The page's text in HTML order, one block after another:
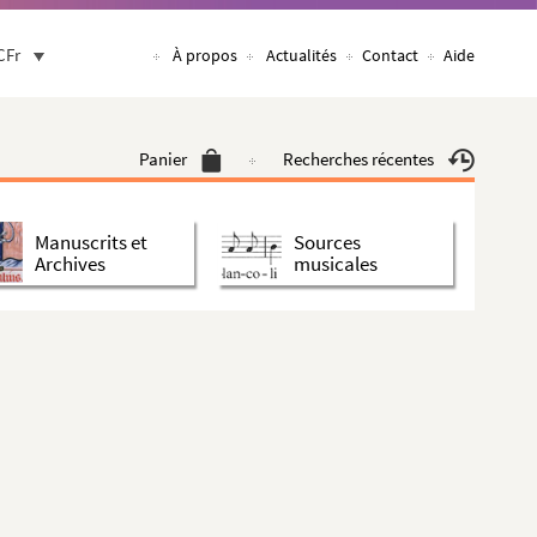
À propos Actualités Contact Aide
Panier Recherches récentes
Manuscrits et
Archives
Sources
musicales